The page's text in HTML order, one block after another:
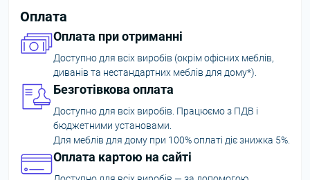
Оплата
Оплата при отриманні
Доступно для всіх виробів (окрім офісних меблів,
диванів та нестандартних меблів для дому*).
Безготівкова оплата
Доступно для всіх виробів. Працюємо з ПДВ і
бюджетними установами.
Для меблів для дому при 100% оплаті діє знижка 5%.
Оплата картою на сайті